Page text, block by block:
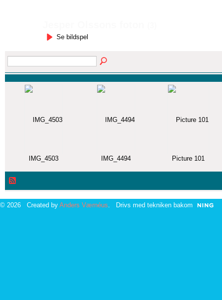
Se bildspel
IMG_4503 IMG_4494 Picture 101
© 2026 Created by Anders Værnéus . Drivs med tekniken bakom